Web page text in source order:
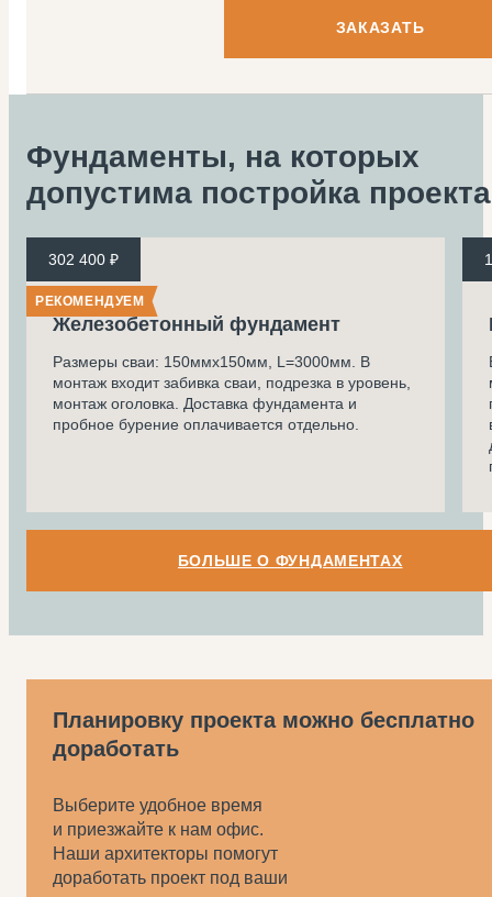
ЗАКАЗАТЬ
Фундаменты, на которых
допустима постройка проекта
Железобетонный фундамент
Размеры сваи: 150ммх150мм, L=3000мм. В
монтаж входит забивка сваи, подрезка в уровень,
монтаж оголовка. Доставка фундамента и
пробное бурение оплачивается отдельно.
302 400 ₽
РЕКОМЕНДУЕМ
БОЛЬШЕ О ФУНДАМЕНТАХ
Планировку проекта можно бесплатно
доработать
Выберите удобное время
и приезжайте к нам офис.
Наши архитекторы помогут
доработать проект под ваши